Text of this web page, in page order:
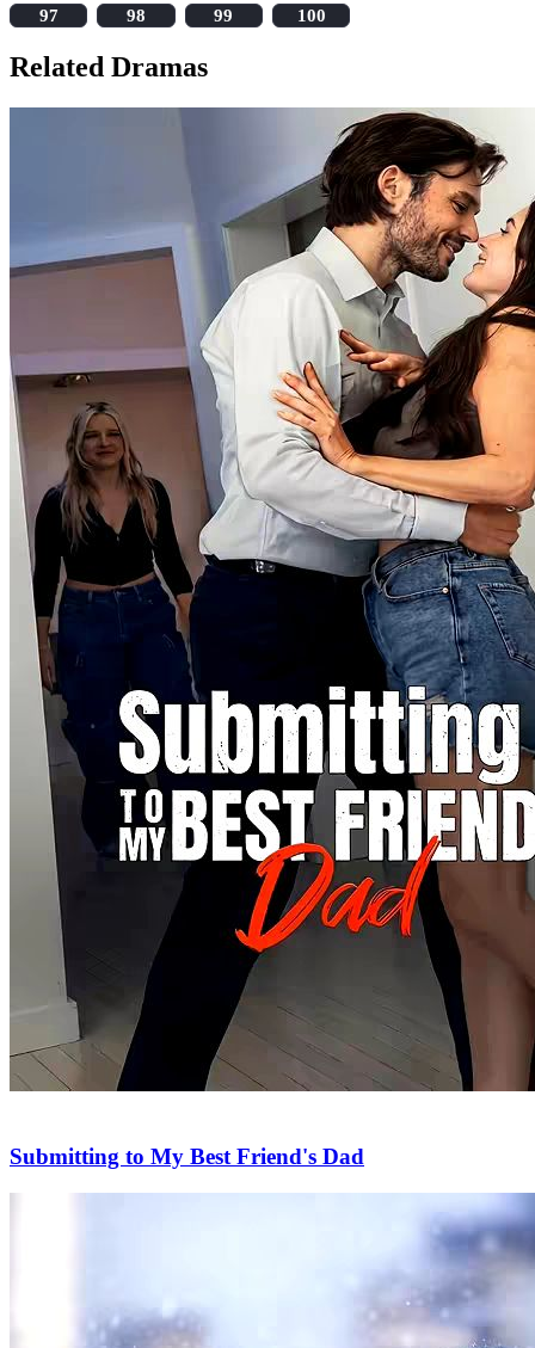
97
98 99 100
Related Dramas
Submitting to My Best Friend's Dad